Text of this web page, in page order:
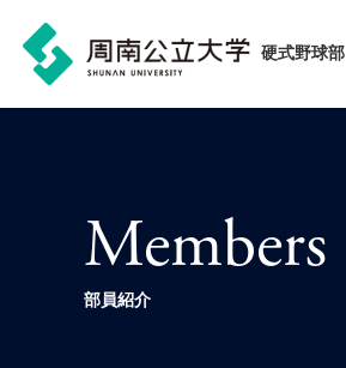
硬式野球部
Members
部員紹介